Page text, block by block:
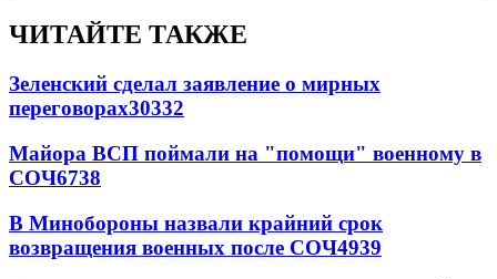
ЧИТАЙТЕ ТАКЖЕ
Зеленский сделал заявление о мирных
переговорах30332
Майора ВСП поймали на "помощи" военному в
СОЧ6738
В Минобороны назвали крайний срок
возвращения военных после СОЧ4939